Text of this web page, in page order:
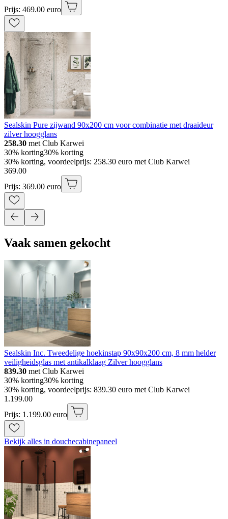
Prijs: 469.00 euro
Sealskin Pure zijwand 90x200 cm voor combinatie met draaideur
zilver hoogglans
258.30 met Club Karwei
30% korting30% korting
30% korting, voordeelprijs: 258.30 euro met Club Karwei
369.00
Prijs: 369.00 euro
Vaak samen gekocht
Sealskin Inc. Tweedelige hoekinstap 90x90x200 cm, 8 mm helder
veiligheidsglas met antikalklaag Zilver hoogglans
839.30 met Club Karwei
30% korting30% korting
30% korting, voordeelprijs: 839.30 euro met Club Karwei
1 .199.00
Prijs: 1.199.00 euro
Bekijk alles in douchecabinepaneel